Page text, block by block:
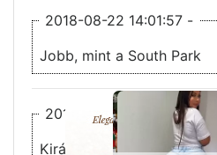
2018-08-22 14:01:57 -
Jobb, mint a South Park
2018-08-17 11:31:52 -boss
Király